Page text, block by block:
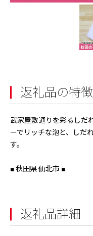
返礼品の特徴
武家屋敷通りを彩るしだ
ーでリッチな泡と、しだ
す。
■ 秋田県 仙北市 ■
返礼品詳細